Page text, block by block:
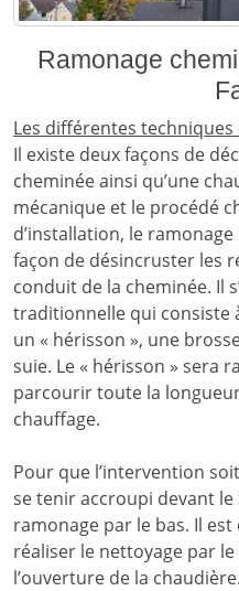
Ramonage
Les différentes
Il existe deux façons de
cheminée ainsi qu’une
mécanique et le procédé
d’installation, le
façon de désincruster les
conduit de la cheminée. Il
traditionnelle qui consiste
un « hérisson », une
suie. Le « hérisson » sera
parcourir toute la
chauffage.
Pour que l’intervention
se tenir accroupi devant le
ramonage par le bas. Il
réaliser le nettoyage par
l’ouverture de la